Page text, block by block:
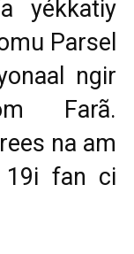
yékkatiy
Parsel
ngir
Farã.
na am
19i fan ci